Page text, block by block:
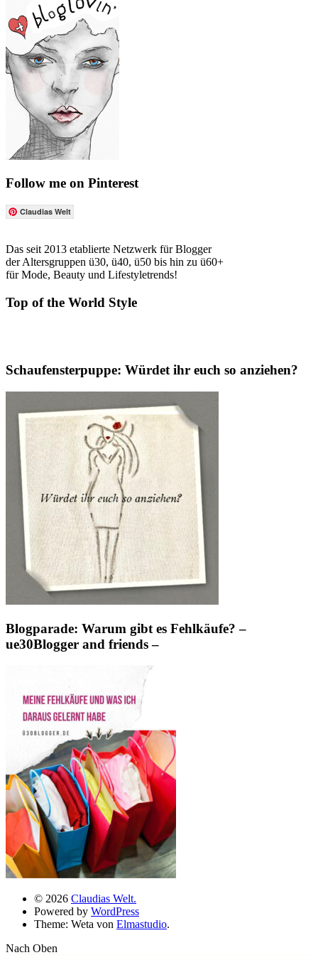
Follow me on Pinterest
Claudias Welt
Das seit 2013 etablierte Netzwerk für Blogger
der Altersgruppen ü30, ü40, ü50 bis hin zu ü60+
für Mode, Beauty und Lifestyletrends!
Top of the World Style
Schaufensterpuppe: Würdet ihr euch so anziehen?
Blogparade: Warum gibt es Fehlkäufe? –
ue30Blogger and friends –
© 2026 Claudias Welt.
Powered by WordPress
Theme: Weta von Elmastudio.
Nach Oben